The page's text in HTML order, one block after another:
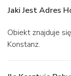
Jaki Jest Adres
Obiekt znajduje się pod adresem Bahnhofplatz 6 w
Konstanz.